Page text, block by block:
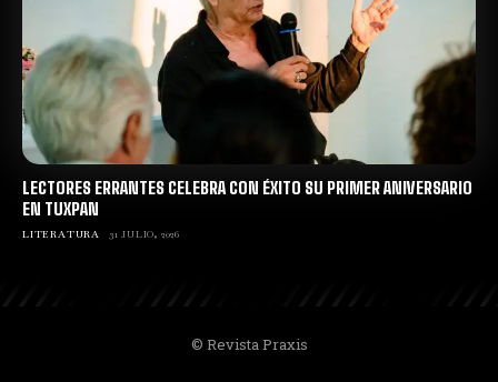
LECTORES ERRANTES CELEBRA CON ÉXITO SU PRIMER ANIVERSARIO
EN TUXPAN
LITERATURA 31 JULIO, 2026
© Revista Praxis